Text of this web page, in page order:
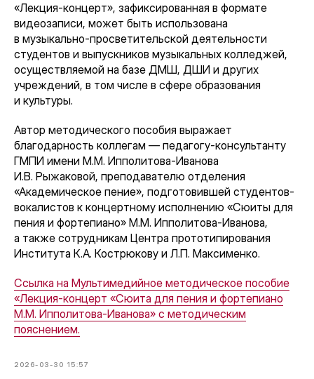
«Лекция-концерт», зафиксированная в формате
видеозаписи, может быть использована
в музыкально-просветительской деятельности
студентов и выпускников музыкальных колледжей,
осуществляемой на базе ДМШ, ДШИ и других
учреждений, в том числе в сфере образования
и культуры.
Автор методического пособия выражает
благодарность коллегам — педагогу-консультанту
ГМПИ имени М.М. Ипполитова-Иванова
И.В. Рыжаковой, преподавателю отделения
«Академическое пение», подготовившей студентов-
вокалистов к концертному исполнению «Сюиты для
пения и фортепиано» М.М. Ипполитова-Иванова,
а также сотрудникам Центра прототипирования
Института К.А. Кострюкову и Л.П. Максименко.
Ссылка на Мультимедийное методическое пособие
«Лекция-концерт «Сюита для пения и фортепиано
М.М. Ипполитова-Иванова» с методическим
пояснением.
2026-03-30 15:57